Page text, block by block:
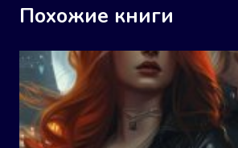
Похожие книги